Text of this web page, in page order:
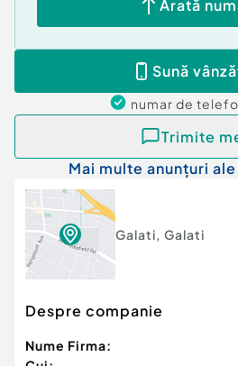
Arată
Sună
numar de
Trimite
Mai multe anunțuri
Galati, Galati
Despre companie
Nume Firma: